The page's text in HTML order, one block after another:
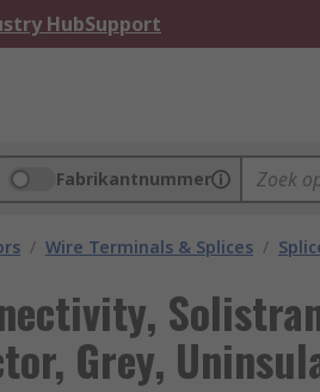
HubSupport
Fabrikantnummer
/ Wire Terminals & Splices /
Grey,